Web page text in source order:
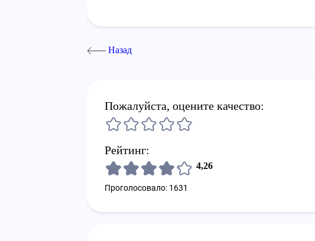
Назад
Пожалуйста, оцените качество:
Рейтинг:
4,26
Проголосовало: 1631